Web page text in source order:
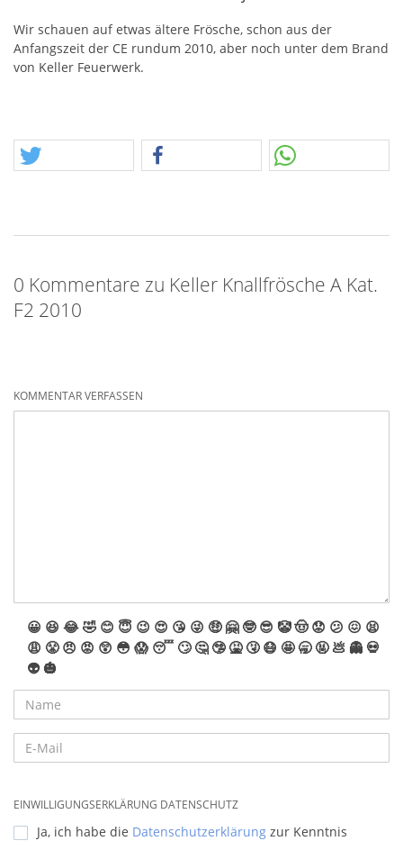
Wir schauen auf etwas ältere Frösche, schon aus der
Anfangszeit der CE rundum 2010, aber noch unter dem Brand
von Keller Feuerwerk.
0 Kommentare zu Keller Knallfrösche A Kat.
F2 2010
KOMMENTAR VERFASSEN
😀 😆 😂🤣 😊 😇 😉 😍 😘 😜 🤑 🤗 🤓 😎 🤡🤠 😟 😕 😖 😫
😩 😤 😠 😡 😲 😳 😱 😴 🙄 🤔 🤥 🤮 🤧 😷 🤩 🥱 🤬 💩 👻 💀
👽 🎃
EINWILLIGUNGSERKLÄRUNG DATENSCHUTZ
Ja, ich habe die Datenschutzerklärung zur Kenntnis